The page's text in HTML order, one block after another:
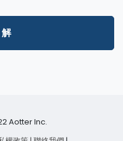
Aotter Inc.